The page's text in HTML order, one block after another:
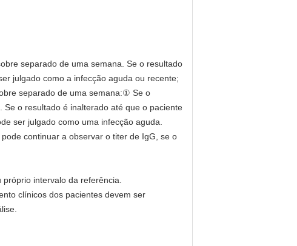
separado de uma semana. Se o resultado
julgado como a infecção aguda ou recente;
separado de uma semana:① Se o
Se o resultado é inalterado até que o paciente
ser julgado como uma infecção aguda.
continuar a observar o titer de IgG, se o
intervalo da referência.
clínicos dos pacientes devem ser